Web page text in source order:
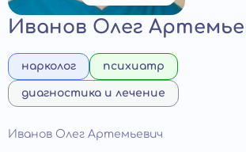
Иванов Олег
нарколог психиатр
диагностика и лечение
Иванов Олег Артемьевич